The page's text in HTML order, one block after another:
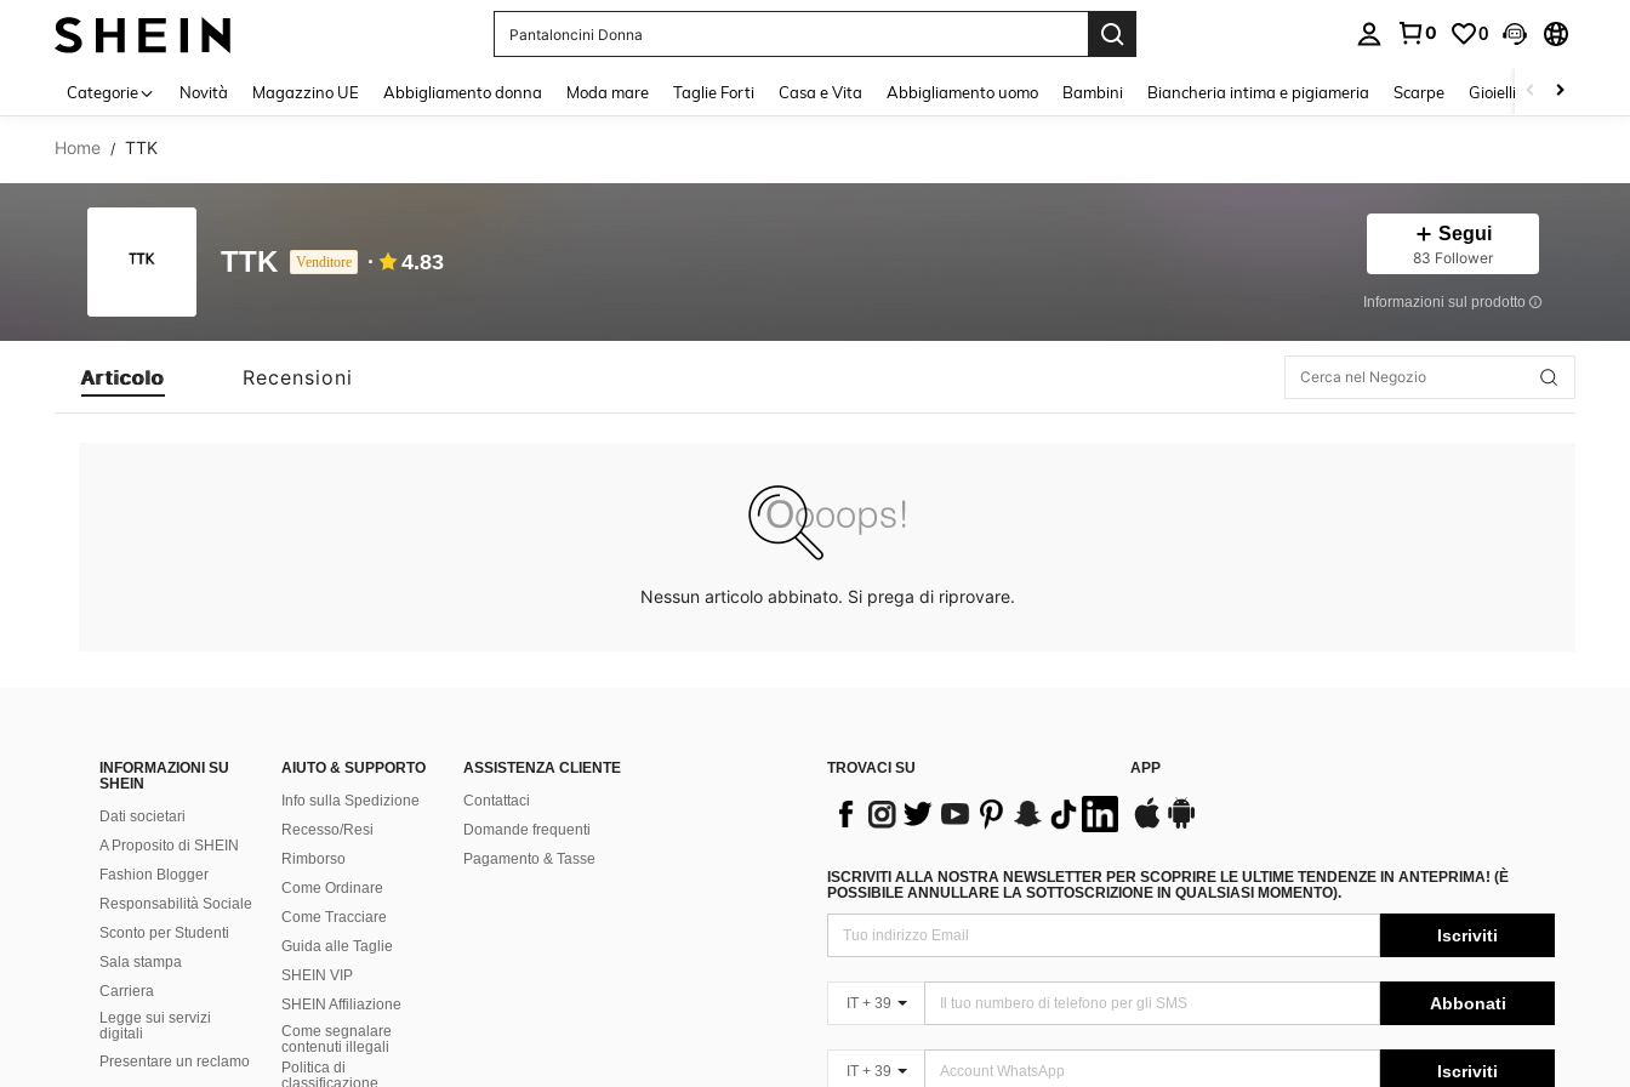
Pantaloncini Donna
0 0
Categorie Novità Magazzino UE Abbigliamento donna Moda mare Taglie Forti Casa e Vita Abbigliamento uomo Bambini Biancheria intima e pigiameria Scarpe Gioielli E Accessori
Home / TTK
TTK Venditore 4.83
Segui
83 Follower
Informazioni sul prodotto
Articolo Recensioni
Nessun articolo abbinato. Si prega di riprovare.
INFORMAZIONI SU
SHEIN
Dati societari
A Proposito di SHEIN
Fashion Blogger
Responsabilità Sociale
Sconto per Studenti
Sala stampa
Carriera
Legge sui servizi
digitali
Presentare un reclamo
AIUTO & SUPPORTO
Info sulla Spedizione
Recesso/Resi
Rimborso
Come Ordinare
Come Tracciare
Guida alle Taglie
SHEIN VIP
SHEIN Affiliazione
Come segnalare
contenuti illegali
Politica di
classificazione
ASSISTENZA CLIENTE
Contattaci
Domande frequenti
Pagamento & Tasse
TROVACI SU APP
ISCRIVITI ALLA NOSTRA NEWSLETTER PER SCOPRIRE LE ULTIME TENDENZE IN ANTEPRIMA! (È
POSSIBILE ANNULLARE LA SOTTOSCRIZIONE IN QUALSIASI MOMENTO).
Iscriviti
IT + 39 Abbonati
IT + 39 Iscriviti